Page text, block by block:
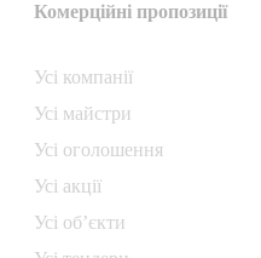
Комерційні пропозиції
Усі компанії
Усі майстри
Усі оголошення
Усі акції
Усі об’єкти